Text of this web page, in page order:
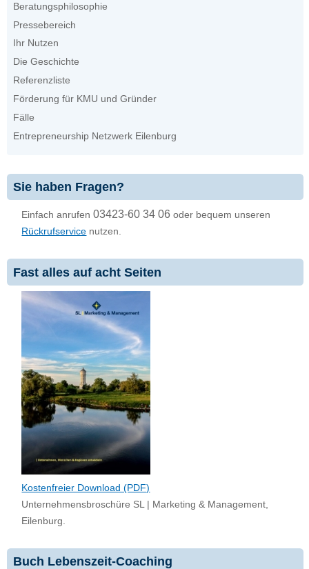
Beratungsphilosophie
Pressebereich
Ihr Nutzen
Die Geschichte
Referenzliste
Förderung für KMU und Gründer
Fälle
Entrepreneurship Netzwerk Eilenburg
Sie haben Fragen?
Einfach anrufen03423-60 34 06 oder bequem unseren
Rückrufservice nutzen.
Fast alles auf acht Seiten
Kostenfreier Download (PDF)
Unternehmensbroschüre SL | Marketing & Management,
Eilenburg.
Buch Lebenszeit-Coaching